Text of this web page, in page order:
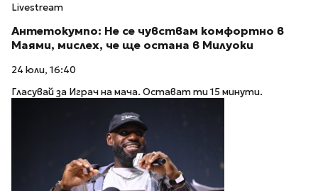
Livestream
Антетокумпо: Не се чувствам комфортно в
Маями, мислех, че ще остана в Милуоки
24 юли, 16:40
Гласувай за Играч на мача. Остават ти 15 минути.